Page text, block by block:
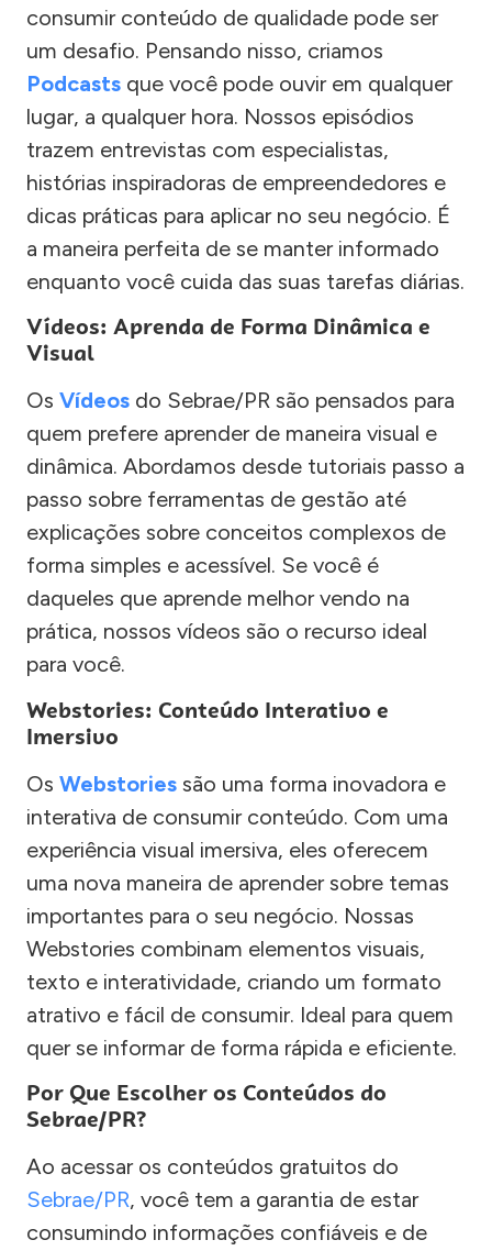
consumir conteúdo de qualidade pode ser
um desafio. Pensando nisso, criamos
Podcasts que você pode ouvir em qualquer
lugar, a qualquer hora. Nossos episódios
trazem entrevistas com especialistas,
histórias inspiradoras de empreendedores e
dicas práticas para aplicar no seu negócio. É
a maneira perfeita de se manter informado
enquanto você cuida das suas tarefas diárias.
Vídeos: Aprenda de Forma Dinâmica e
Visual
Os Vídeos do Sebrae/PR são pensados para
quem prefere aprender de maneira visual e
dinâmica. Abordamos desde tutoriais passo a
passo sobre ferramentas de gestão até
explicações sobre conceitos complexos de
forma simples e acessível. Se você é
daqueles que aprende melhor vendo na
prática, nossos vídeos são o recurso ideal
para você.
Webstories: Conteúdo Interativo e
Imersivo
Os Webstories são uma forma inovadora e
interativa de consumir conteúdo. Com uma
experiência visual imersiva, eles oferecem
uma nova maneira de aprender sobre temas
importantes para o seu negócio. Nossas
Webstories combinam elementos visuais,
texto e interatividade, criando um formato
atrativo e fácil de consumir. Ideal para quem
quer se informar de forma rápida e eficiente.
Por Que Escolher os Conteúdos do
Sebrae/PR?
Ao acessar os conteúdos gratuitos do
Sebrae/PR, você tem a garantia de estar
consumindo informações confiáveis e de